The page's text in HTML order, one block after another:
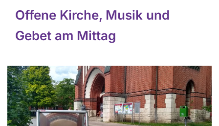
Offene Kirche, Musik und
Gebet am Mittag